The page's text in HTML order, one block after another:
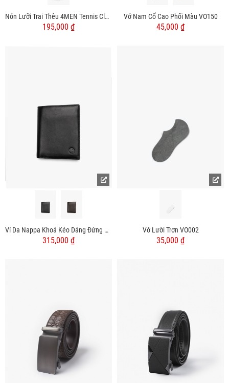
Nón Lưỡi Trai Thêu 4MEN Tennis Club MU010
195,000 ₫
Vớ Nam Cổ Cao Phối Màu VO150
45,000 ₫
Ví Da Nappa Khoá Kéo Dáng Đứng BV055
315,000 ₫
Vớ Lười Trơn VO002
35,000 ₫